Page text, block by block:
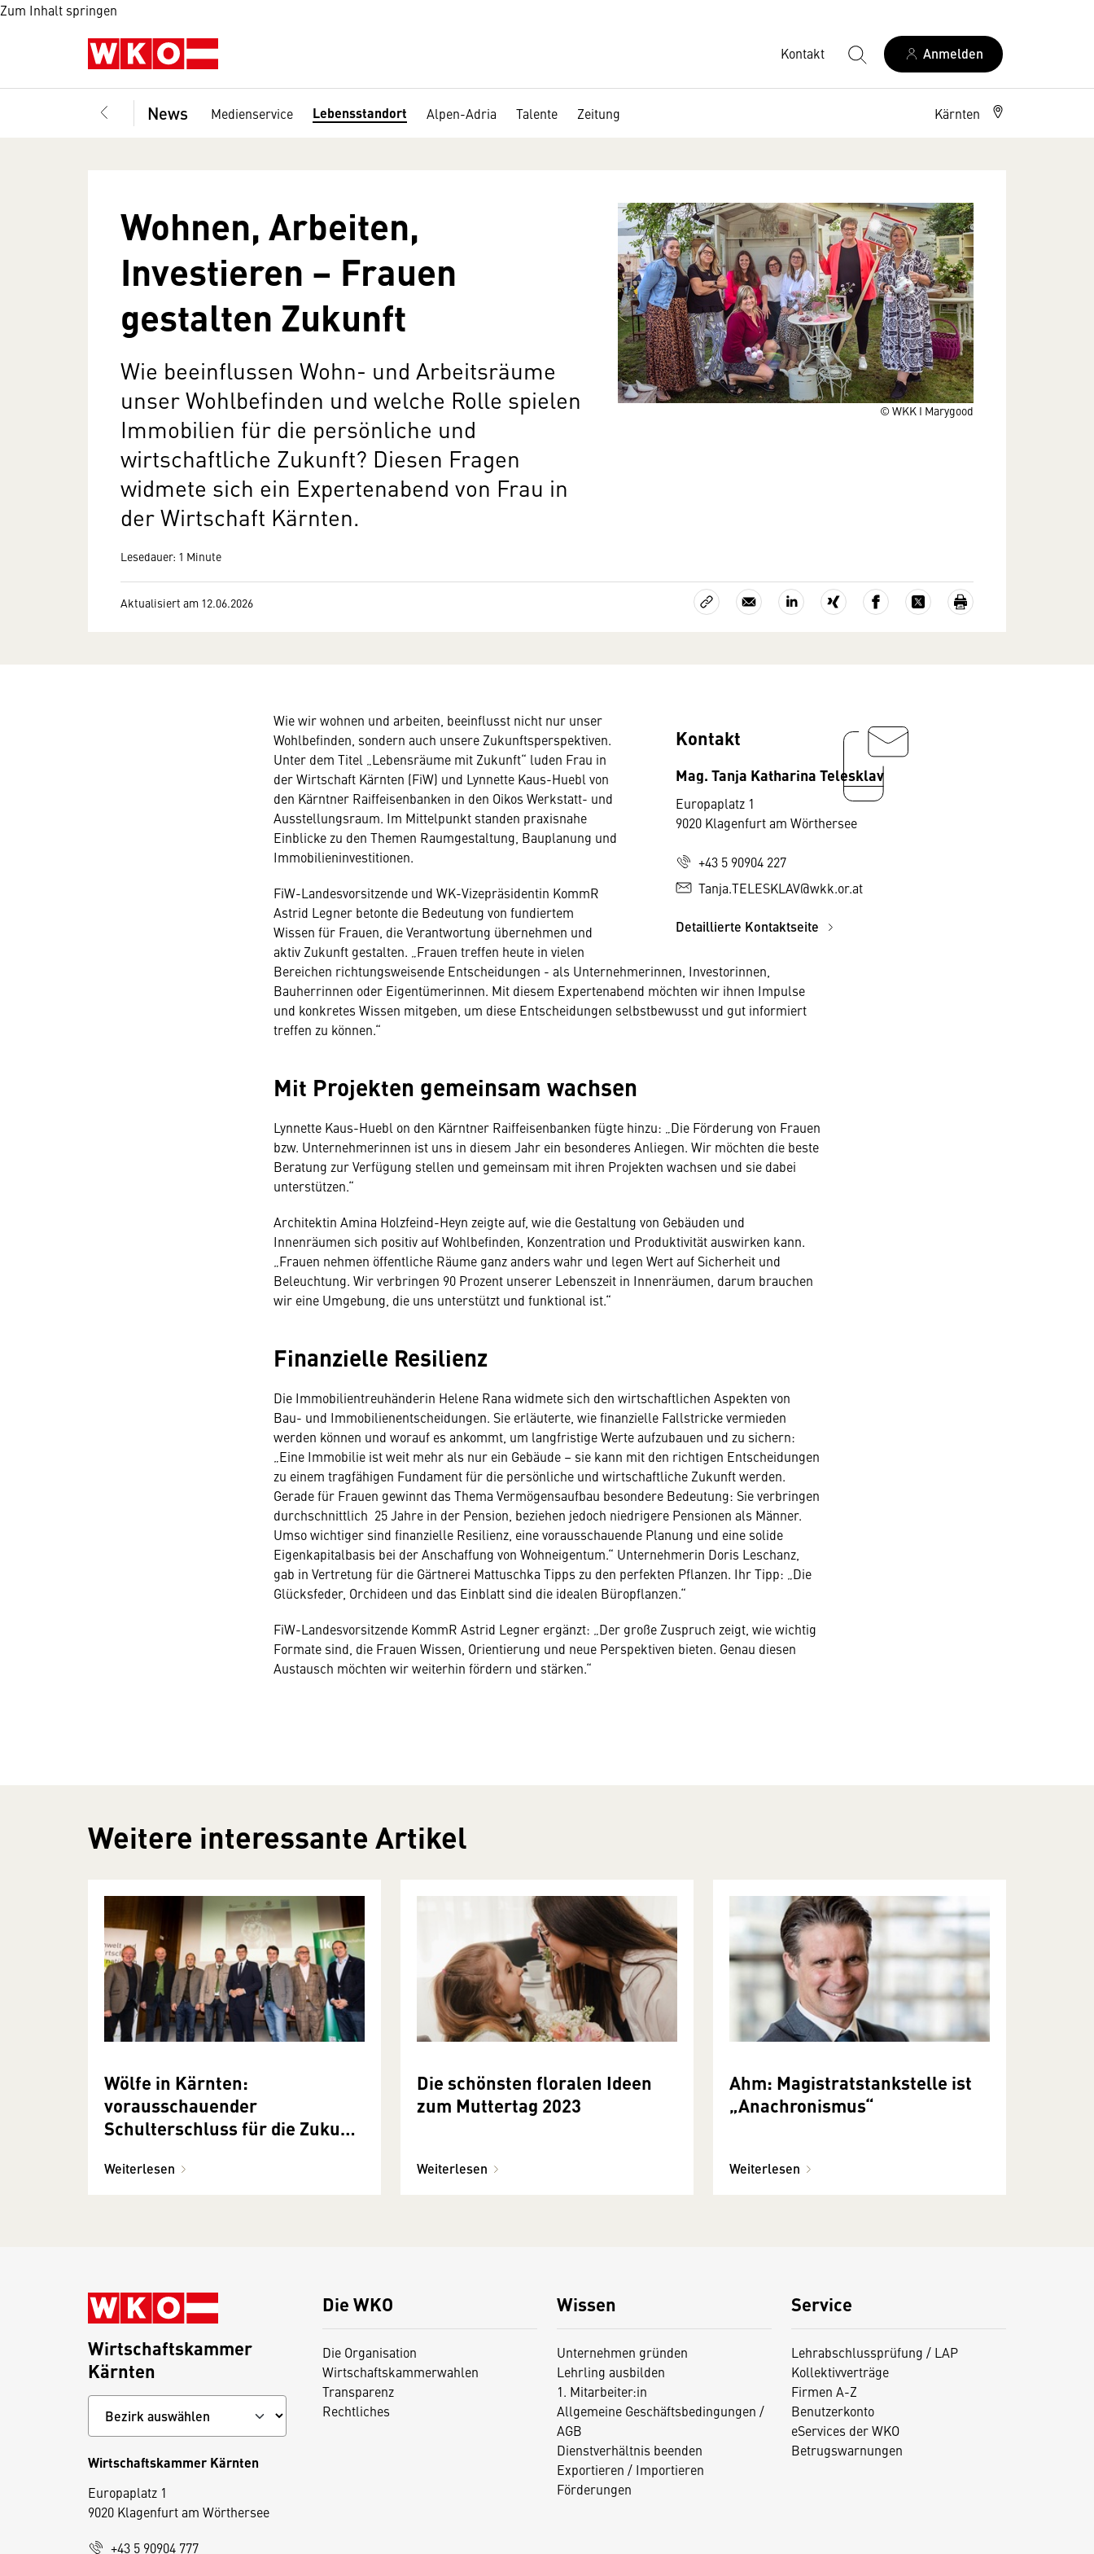
Zum Inhalt springen
Kontakt Anmelden
News Medienservice Lebensstandort Alpen-Adria Talente Zeitung Kärnten
© WKK I Marygood
Wohnen, Arbeiten,
Investieren – Frauen
gestalten Zukunft
Wie beeinflussen Wohn- und Arbeitsräume
unser Wohlbefinden und welche Rolle spielen
Immobilien für die persönliche und
wirtschaftliche Zukunft? Diesen Fragen
widmete sich ein Expertenabend von Frau in
der Wirtschaft Kärnten.
Lesedauer: 1 Minute
Aktualisiert am 12.06.2026
Kontakt
Mag. Tanja Katharina Telesklav
Europaplatz 1
9020 Klagenfurt am Wörthersee
+43 5 90904 227
Tanja.TELESKLAV@wkk.or.at
Detaillierte Kontaktseite
Wie wir wohnen und arbeiten, beeinflusst nicht nur unser
Wohlbefinden, sondern auch unsere Zukunftsperspektiven.
Unter dem Titel „Lebensräume mit Zukunft“ luden Frau in
der Wirtschaft Kärnten (FiW) und Lynnette Kaus-Huebl von
den Kärntner Raiffeisenbanken in den Oikos Werkstatt- und
Ausstellungsraum. Im Mittelpunkt standen praxisnahe
Einblicke zu den Themen Raumgestaltung, Bauplanung und
Immobilieninvestitionen.
FiW-Landesvorsitzende und WK-Vizepräsidentin KommR
Astrid Legner betonte die Bedeutung von fundiertem
Wissen für Frauen, die Verantwortung übernehmen und
aktiv Zukunft gestalten. „Frauen treffen heute in vielen
Bereichen richtungsweisende Entscheidungen - als Unternehmerinnen, Investorinnen,
Bauherrinnen oder Eigentümerinnen. Mit diesem Expertenabend möchten wir ihnen Impulse
und konkretes Wissen mitgeben, um diese Entscheidungen selbstbewusst und gut informiert
treffen zu können.“
Mit Projekten gemeinsam wachsen
Lynnette Kaus-Huebl on den Kärntner Raiffeisenbanken fügte hinzu: „Die Förderung von Frauen
bzw. Unternehmerinnen ist uns in diesem Jahr ein besonderes Anliegen. Wir möchten die beste
Beratung zur Verfügung stellen und gemeinsam mit ihren Projekten wachsen und sie dabei
unterstützen.“
Architektin Amina Holzfeind-Heyn zeigte auf, wie die Gestaltung von Gebäuden und
Innenräumen sich positiv auf Wohlbefinden, Konzentration und Produktivität auswirken kann.
„Frauen nehmen öffentliche Räume ganz anders wahr und legen Wert auf Sicherheit und
Beleuchtung. Wir verbringen 90 Prozent unserer Lebenszeit in Innenräumen, darum brauchen
wir eine Umgebung, die uns unterstützt und funktional ist.“
Finanzielle Resilienz
Die Immobilientreuhänderin Helene Rana widmete sich den wirtschaftlichen Aspekten von
Bau- und Immobilienentscheidungen. Sie erläuterte, wie finanzielle Fallstricke vermieden
werden können und worauf es ankommt, um langfristige Werte aufzubauen und zu sichern:
„Eine Immobilie ist weit mehr als nur ein Gebäude – sie kann mit den richtigen Entscheidungen
zu einem tragfähigen Fundament für die persönliche und wirtschaftliche Zukunft werden.
Gerade für Frauen gewinnt das Thema Vermögensaufbau besondere Bedeutung: Sie verbringen
durchschnittlich 25 Jahre in der Pension, beziehen jedoch niedrigere Pensionen als Männer.
Umso wichtiger sind finanzielle Resilienz, eine vorausschauende Planung und eine solide
Eigenkapitalbasis bei der Anschaffung von Wohneigentum.“ Unternehmerin Doris Leschanz,
gab in Vertretung für die Gärtnerei Mattuschka Tipps zu den perfekten Pflanzen. Ihr Tipp: „Die
Glücksfeder, Orchideen und das Einblatt sind die idealen Büropflanzen.“
FiW-Landesvorsitzende KommR Astrid Legner ergänzt: „Der große Zuspruch zeigt, wie wichtig
Formate sind, die Frauen Wissen, Orientierung und neue Perspektiven bieten. Genau diesen
Austausch möchten wir weiterhin fördern und stärken.“
Weitere interessante Artikel
Wölfe in Kärnten:
vorausschauender
Schulterschluss für die Zukunft
Weiterlesen
Die schönsten floralen Ideen
zum Muttertag 2023
Weiterlesen
Ahm: Magistratstankstelle ist
„Anachronismus“
Weiterlesen
Die WKO
Die Organisation
Wirtschaftskammerwahlen
Transparenz
Rechtliches
Wissen
Unternehmen gründen
Lehrling ausbilden
1. Mitarbeiter:in
Allgemeine Geschäftsbedingungen /
AGB
Dienstverhältnis beenden
Exportieren / Importieren
Förderungen
Service
Lehrabschlussprüfung / LAP
Kollektivverträge
Firmen A-Z
Benutzerkonto
eServices der WKO
Betrugswarnungen
Wirtschaftskammer
Kärnten
Wirtschaftskammer Kärnten
Europaplatz 1
9020 Klagenfurt am Wörthersee
+43 5 90904 777